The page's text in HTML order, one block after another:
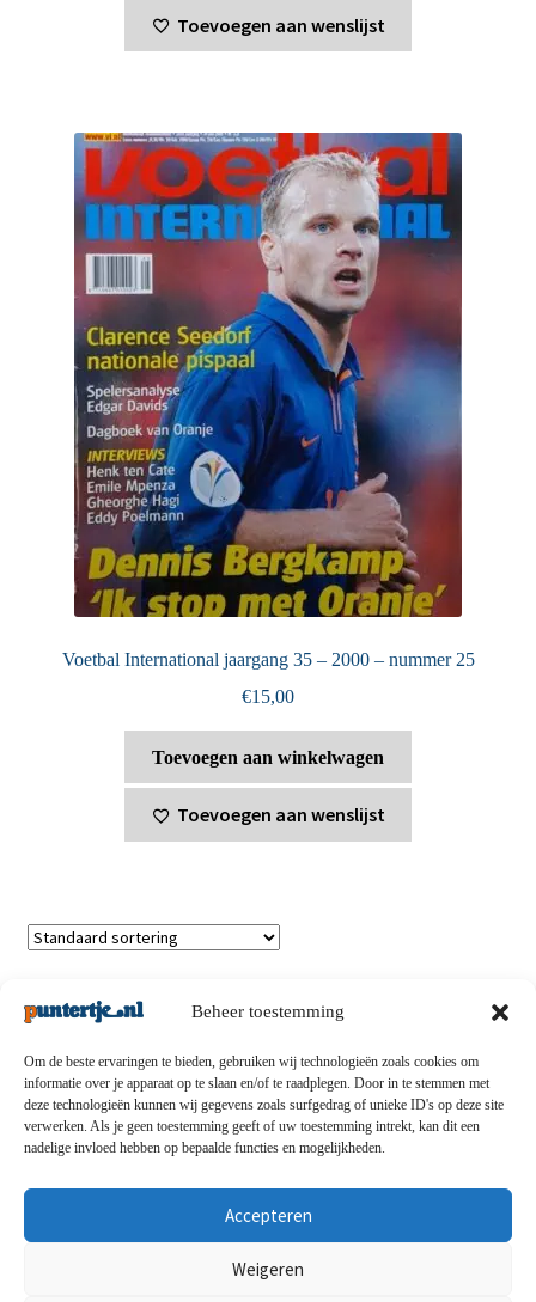
Beheer toestemming
Om de beste ervaringen te bieden, gebruiken wij technologieën zoals cookies om
informatie over je apparaat op te slaan en/of te raadplegen. Door in te stemmen met
deze technologieën kunnen wij gegevens zoals surfgedrag of unieke ID's op deze site
verwerken. Als je geen toestemming geeft of uw toestemming intrekt, kan dit een
nadelige invloed hebben op bepaalde functies en mogelijkheden.
Accepteren
Weigeren
Toevoegen aan wenslijst
Voetbal International jaargang 35 – 2000 – nummer 25
€15,00
Toevoegen aan winkelwagen
Toevoegen aan wenslijst
Privacybeleid-Verzending en retouren-Algemene
voorwaarden-Disclaimert-Betaalmethoden-Over ons